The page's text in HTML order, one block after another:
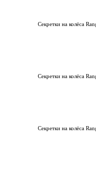
Секретки на колёса
Секретки на колёса
Секретки на колёса